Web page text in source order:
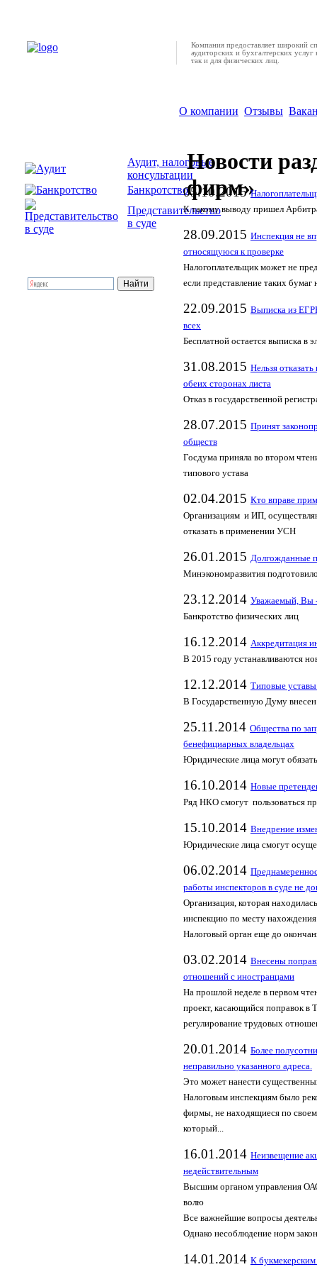
Аудит, налоговые
консультации
Банкротство
Представительство
в суде
Компания предоставляет широкий
аудиторских и бухгалтерских услуг
так и для физических лиц.
О компании Отзывы
Новости
фирм»
05.10.2015
К такому выводу пришел
28.09.2015 Инспекция не
относящуюся к проверке
Налогоплательщик может не
если представление таких
22.09.2015 Выписка из
всех
Бесплатной остается выписка в
31.08.2015 Нельзя
обеих сторонах листа
Отказ в государственной
28.07.2015 Принят
обществ
Госдума приняла во втором
типового устава
02.04.2015 Кто вправе
Организациям и ИП,
отказать в применении УСН
26.01.2015 Долгожданные
Минэкономразвития
23.12.2014 Уважаемый, Вы
Банкротство физических лиц
16.12.2014 Аккредитация
В 2015 году устанавливаются
12.12.2014 Типовые
В Государственную Думу
25.11.2014 Общества по
бенефициарных владельцах
Юридические лица могут
16.10.2014 Новые
Ряд НКО смогут пользоваться
15.10.2014 Внедрение
Юридические лица смогут
06.02.2014
работы инспекторов в суде не
Организация, которая
инспекцию по месту
Налоговый орган еще до
03.02.2014 Внесены
отношений с иностранцами
На прошлой неделе в первом
проект, касающийся поправок в
регулирование трудовых
20.01.2014 Более
неправильно указанного адреса.
Это может нанести
Налоговым инспекциям было
фирмы, не находящиеся по
который...
16.01.2014 Неизвещение
недействительным
Высшим органом управления
волю
Все важнейшие вопросы
Однако несоблюдение норм
14.01.2014 К